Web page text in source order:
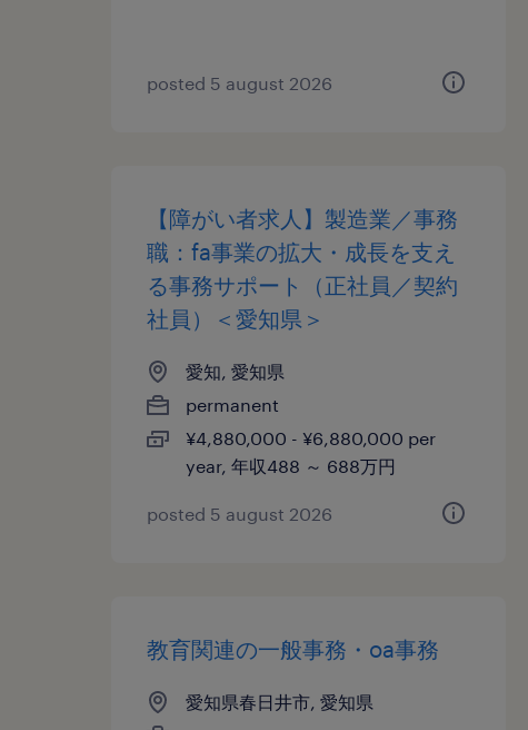
posted 5 august 2026
【障がい者求人】製造業／事務
職：fa事業の拡大・成長を支え
る事務サポート（正社員／契約
社員）＜愛知県＞
愛知, 愛知県
permanent
¥4,880,000 - ¥6,880,000 per
year, 年収488 ～ 688万円
posted 5 august 2026
教育関連の一般事務・oa事務
愛知県春日井市, 愛知県